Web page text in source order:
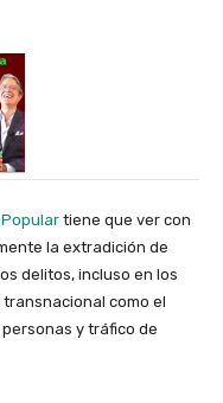
tiene que ver con
la extradición de
delitos, incluso en los
como el
y tráfico de